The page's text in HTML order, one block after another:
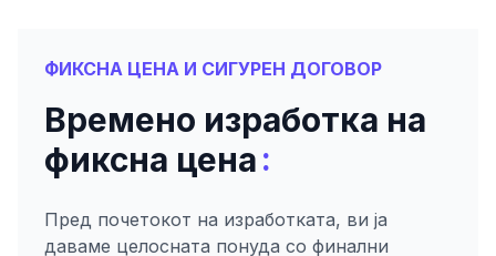
ФИКСНА ЦЕНА И СИГУРЕН ДОГОВОР
Времено изработка на
фиксна цена:
Пред почетокот на изработката, ви ја
даваме целосната понуда со финални